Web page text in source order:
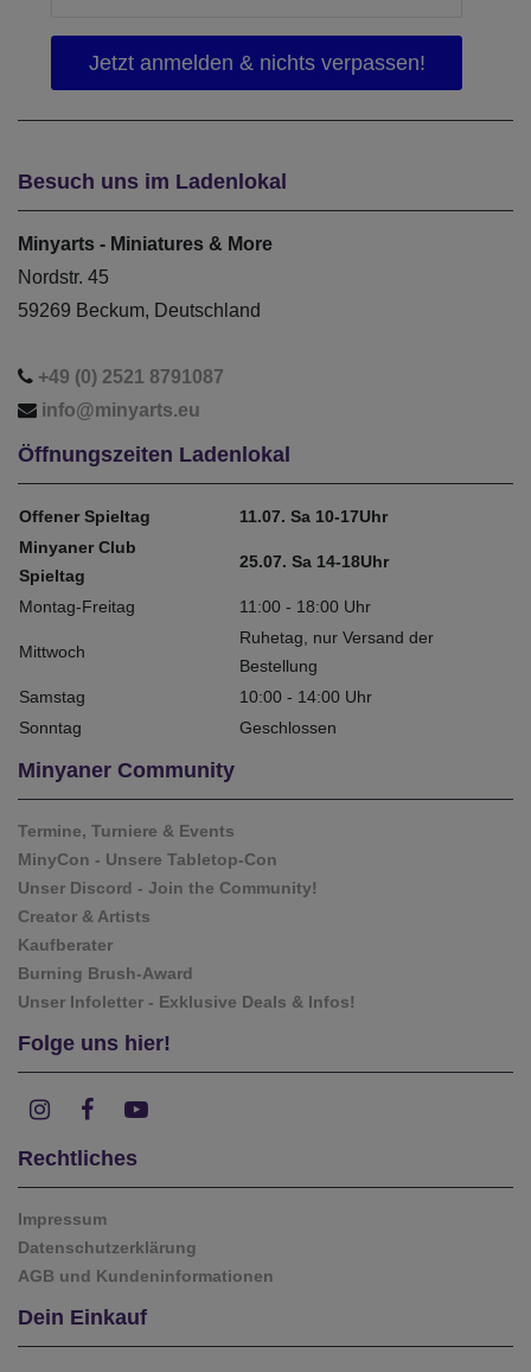
Besuch uns im Ladenlokal
Minyarts - Miniatures & More
Nordstr. 45
59269 Beckum, Deutschland
+49 (0) 2521 8791087
info@minyarts.eu
Öffnungszeiten Ladenlokal
Offener Spieltag
11.07. Sa 10-17Uhr
Minyaner Club
Spieltag
25.07. Sa 14-18Uhr
Montag-Freitag 11:00 - 18:00 Uhr
Mittwoch
Ruhetag, nur Versand der
Bestellung
Samstag
10:00 - 14:00 Uhr
Sonntag
Geschlossen
Minyaner Community
Termine, Turniere & Events
MinyCon - Unsere Tabletop-Con
Unser Discord - Join the Community!
Creator & Artists
Kaufberater
Burning Brush-Award
Unser Infoletter - Exklusive Deals & Infos!
Folge uns hier!
Rechtliches
Impressum
Datenschutzerklärung
AGB und Kundeninformationen
Dein Einkauf